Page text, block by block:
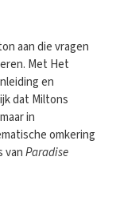
aan die vragen
Met Het
en
dat Miltons
in
omkering
vanParadise